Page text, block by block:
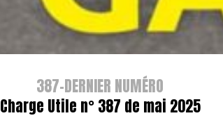
387-DERNIER NUMÉRO
Charge Utile n° 387 de mai 2025